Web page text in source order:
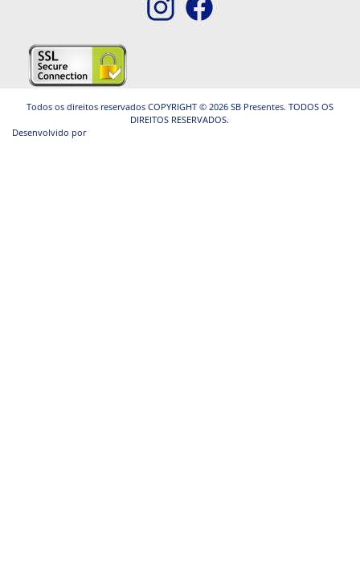
Todos os direitos reservados COPYRIGHT © 2026 SB Presentes. TODOS OS
DIREITOS RESERVADOS.
Desenvolvido por